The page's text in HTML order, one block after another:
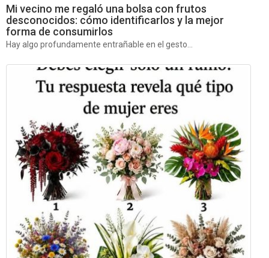
Mi vecino me regaló una bolsa con frutos
desconocidos: cómo identificarlos y la mejor
forma de consumirlos
Hay algo profundamente entrañable en el gesto...